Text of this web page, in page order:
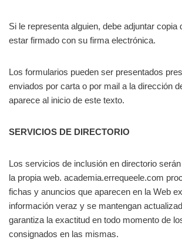
Si le representa alguien, debe adjuntar copia
estar firmado con su firma electrónica.
Los formularios pueden ser presentados
enviados por carta o por mail a la dirección
aparece al inicio de este texto.
SERVICIOS DE DIRECTORIO
Los servicios de inclusión en directorio
la propia web. academia.errequeele.com
fichas y anuncios que aparecen en la Web
información veraz y se mantengan
garantiza la exactitud en todo momento de
consignados en las mismas.